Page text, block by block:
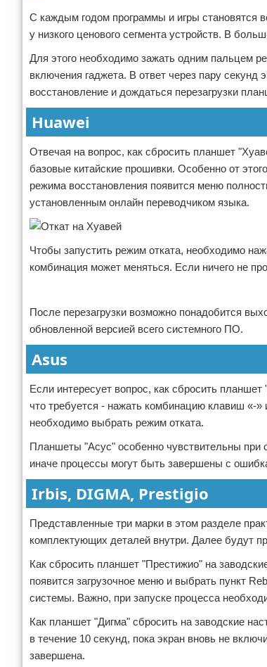
С каждым годом программы и игры становятся
у низкого ценового сегмента устройств. В
Для этого необходимо зажать одним пальцем
включения гаджета. В ответ через пару
восстановление и дождаться перезагрузки
Huawei
Отвечая на вопрос, как сбросить планшет
базовые китайские прошивки. Особенно от
режима восстановления появится меню
установленным онлайн переводчиком языка.
Чтобы запустить режим отката, необходимо
комбинация может меняться. Если ничего не
После перезагрузки возможно понадобится
обновленной версией всего системного ПО.
Asus
Если интересует вопрос, как сбросить
что требуется - нажать комбинацию клавиш «-
необходимо выбрать режим отката.
Планшеты "Асус" особенно чувствительны при
иначе процессы могут быть завершены с
Irbis, DIGMA, Prestigio
Представленные три марки в этом разделе
комплектующих деталей внутри. Далее будут
Как сбросить планшет "Престижио" на
появится загрузочное меню и выбрать пункт
системы. Важно, при запуске процесса
Как планшет "Дигма" сбросить на заводские
в течение 10 секунд, пока экран вновь не
завершена.